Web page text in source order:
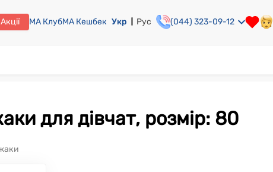
Акції МА КлубМА Кешбек Укр Рус (044) 323-09-12
для дівчат, розмір: 80